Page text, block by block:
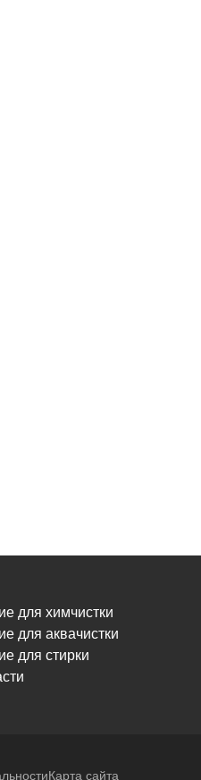
для химчистки
для аквачистки
для стирки
Карта сайта